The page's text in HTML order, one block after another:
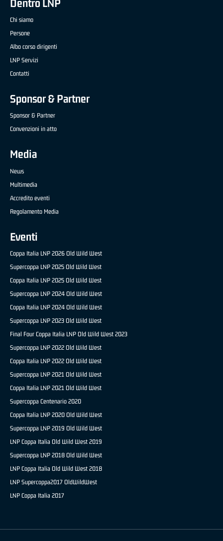
Dentro LNP
Chi siamo
Persone
Albo corso dirigenti
LNP Servizi
Contatti
Sponsor & Partner
Sponsor & Partner
Convenzioni in atto
Media
News
Multimedia
Accredito eventi
Regolamento Media
Eventi
Coppa Italia LNP 2026 Old Wild West
Supercoppa LNP 2025 Old Wild West
Coppa Italia LNP 2025 Old Wild West
Supercoppa LNP 2024 Old Wild West
Coppa Italia LNP 2024 Old Wild West
Supercoppa LNP 2023 Old Wild West
Final Four Coppa Italia LNP Old Wild West 2023
Supercoppa LNP 2022 Old Wild West
Coppa Italia LNP 2022 Old Wild West
Supercoppa LNP 2021 Old Wild West
Coppa Italia LNP 2021 Old Wild West
Supercoppa Centenario 2020
Coppa Italia LNP 2020 Old Wild West
Supercoppa LNP 2019 Old Wild West
LNP Coppa Italia Old Wild West 2019
Supercoppa LNP 2018 Old Wild West
LNP Coppa Italia Old Wild West 2018
LNP Supercoppa2017 OldWildWest
LNP Coppa Italia 2017